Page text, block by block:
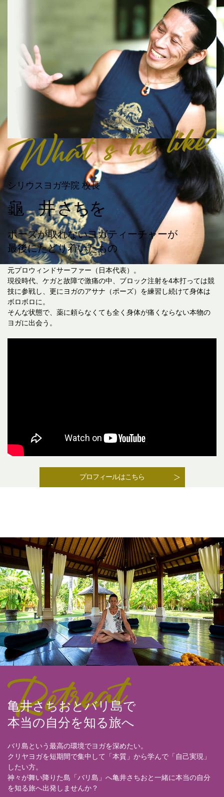
シリウスヨガ学院 校長
龜 井 さちを
ポーズが取れないヨガティーチャーが
最後にたどり着いたもの
元プロウィンドサーファー（日本代表）。
現役時代、ケガと故障で激痛の中、ブロック注射を4本打っては競
技に参戦し、 更にヨガのアサナ（ポーズ）を練習し続けて身体は
ボロボロに。
そんな状態で、薬に頼らなくても全く身体が痛くならない本物の
ヨガに出会う。
プロフィールはこちら
亀井さちおとバリ島で
本当の自分を知る旅へ
バリ島という最高の環境でヨガを深めたい。
クリヤヨガを短期間で集中して「本質」から学んで「自己実現」
したい方。
神々が舞い降りた島「バリ島」へ亀井さちおと一緒に本当の自分
を知る旅へ出発しませんか？